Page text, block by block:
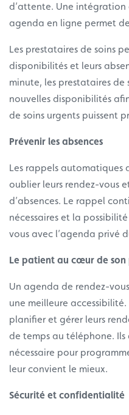
d’attente. Une
agenda en ligne permet
Les prestataires de soins
disponibilités et leurs
minute, les prestataires de
nouvelles disponibilités
de soins urgents puissent
Prévenir les absences
Les rappels automatiques
oublier leurs rendez-vous
d’absences. Le rappel
nécessaires et la
vous avec l’agenda privé
Le patient au cœur de son
Un agenda de rendez-
une meilleure
planifier et gérer leurs
de temps au téléphone. Ils
nécessaire pour
leur convient le mieux.
Sécurité et confidentialité